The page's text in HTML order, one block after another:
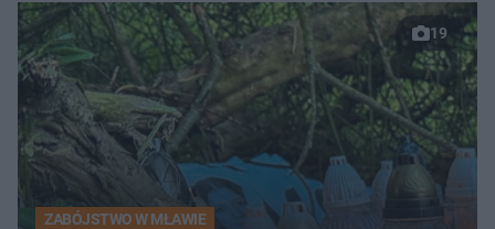
19
ZABÓJSTWO W MŁAWIE